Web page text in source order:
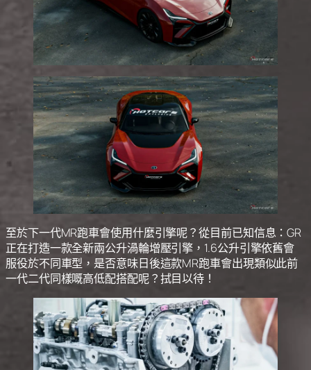
至於下一代MR跑車會使用什麼引擎呢？從目前已知信息：GR
正在打造一款全新兩公升渦輪增壓引擎，1.6公升引擎依舊會
服役於不同車型，是否意味日後這款MR跑車會出現類似此前
一代二代同樣嘅高低配搭配呢？拭目以待！